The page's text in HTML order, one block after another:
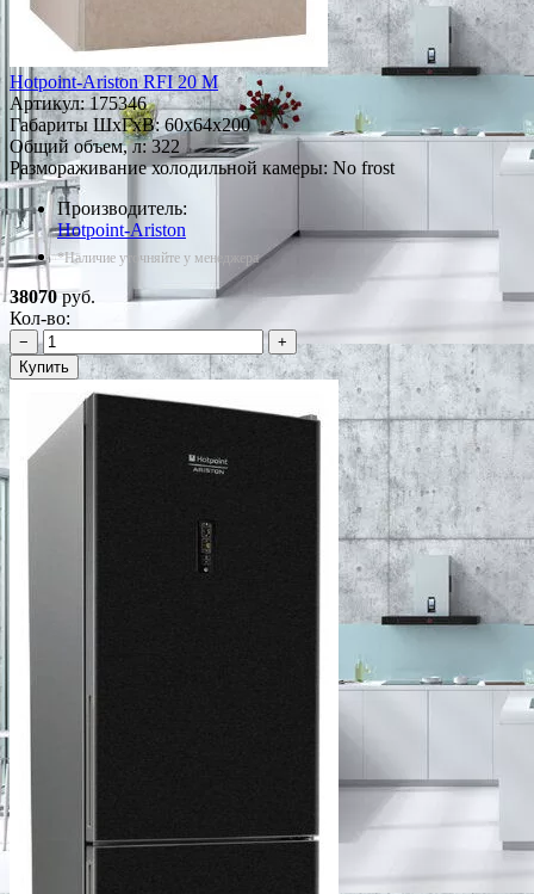
Hotpoint-Ariston RFI 20 M
Артикул:175346
Габариты ШxГxВ: 60x64x200
Общий объем, л: 322
Размораживание холодильной камеры: No frost
Производитель:
Hotpoint-Ariston
*Наличие уточняйте у менеджера
38070руб.
Кол-во:
−
+
Купить